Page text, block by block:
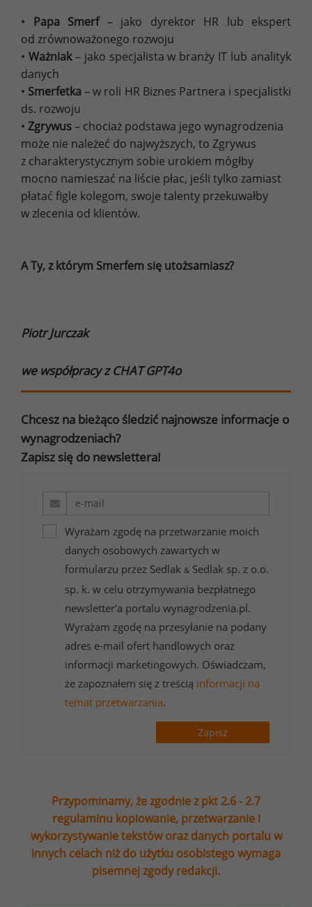
• Papa Smerf– jako dyrektor HR lub ekspert
od zrównoważonego rozwoju
• Ważniak– jako specjalista w branży IT lub analityk
danych
• Smerfetka – w roli HR Biznes Partnera i specjalistki
ds. rozwoju
• Zgrywus– chociaż podstawa jego wynagrodzenia
może nie należeć do najwyższych, to Zgrywus
z charakterystycznym sobie urokiem mógłby
mocno namieszać na liście płac, jeśli tylko zamiast
płatać figle kolegom, swoje talenty przekuwałby
w zlecenia od klientów.
A Ty, z którym Smerfem się utożsamiasz?
Piotr Jurczak
we współpracy z CHAT GPT4o
Chcesz na bieżąco śledzić najnowsze informacje o
wynagrodzeniach?
Zapisz się do newslettera!
Wyrażam zgodę na przetwarzanie moich
danych osobowych zawartych w
formularzu przez Sedlak & Sedlak sp. z o.o.
sp. k. w celu otrzymywania bezpłatnego
newsletter’a portalu wynagrodzenia.pl.
Wyrażam zgodę na przesyłanie na podany
adres e-mail ofert handlowych oraz
informacji marketingowych. Oświadczam,
że zapoznałem się z treścią informacji na
temat przetwarzania.
Zapisz
Przypominamy, że zgodnie z pkt 2.6 - 2.7
regulaminu kopiowanie, przetwarzanie i
wykorzystywanie tekstów oraz danych portalu w
innych celach niż do użytku osobistego wymaga
pisemnej zgody redakcji.